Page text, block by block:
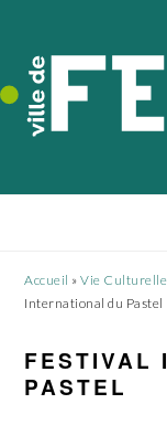
navigation
principale
contenu
principal
pied
de
page
Accueil »Vie Culturelle
International du Pastel
FESTIVAL
PASTEL